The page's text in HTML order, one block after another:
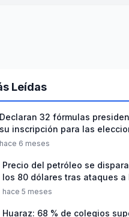
Leídas
Declaran 32 fórmulas
su inscripción para las
hace 6 meses
Precio del petróleo se
los 80 dólares tras ataques a
hace 5 meses
Huaraz: 68 % de colegios